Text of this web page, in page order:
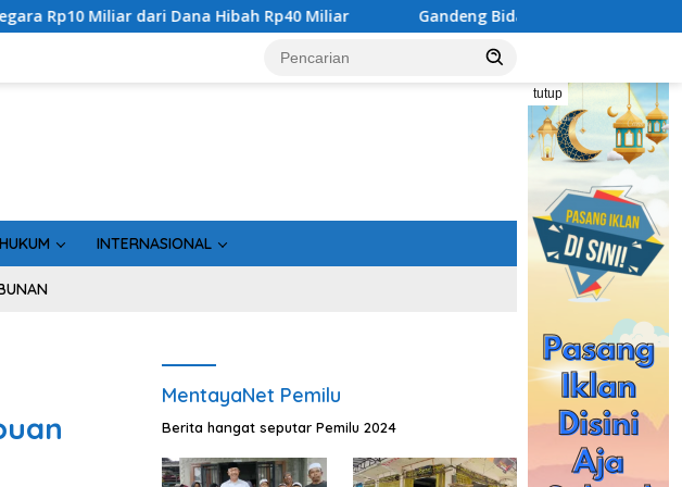
Rp40 Miliar Gandeng Bidan Sean, SMSI Kalteng Siap Edukasi Publik Soal
tutup
HUKUM INTERNASIONAL
MentayaNet Pemilu
Berita hangat seputar Pemilu 2024